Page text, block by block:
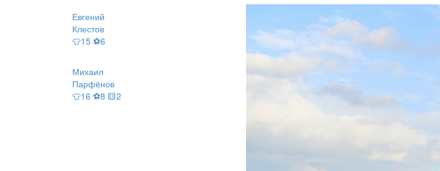
Евгений
Клестов
👕15 ⚽6
Михаил
Парфёнов
👕16 ⚽8 🟨2